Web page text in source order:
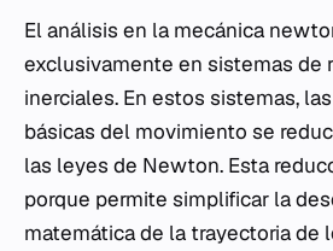
El análisis en la mecánica
exclusivamente en sistemas de
inerciales. En estos sistemas,
básicas del movimiento se
las leyes de Newton. Esta
porque permite simplificar la
matemática de la trayectoria de